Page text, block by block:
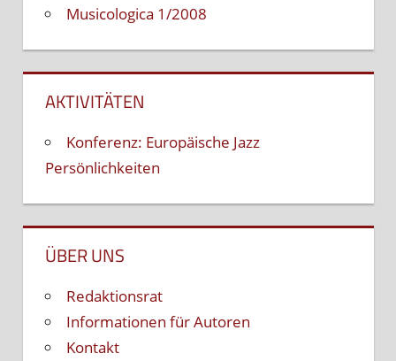
Musicologica 1/2008
AKTIVITÄTEN
Konferenz: Europäische Jazz
Persönlichkeiten
ÜBER UNS
Redaktionsrat
Informationen für Autoren
Kontakt